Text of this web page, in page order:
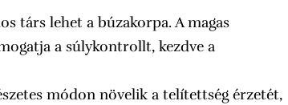
társ lehet a búzakorpa. A magas
a súlykontrollt, kezdve a
módon növelik a telítettség érzetét,